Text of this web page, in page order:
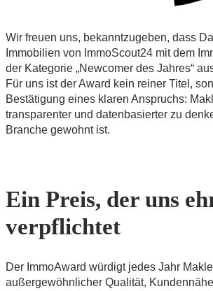
Wir freuen uns, bekanntzugeben, dass
Immobilien von ImmoScout24 mit dem
der Kategorie „Newcomer des Jahres“
Für uns ist der Award kein reiner Titel,
Bestätigung eines klaren Anspruchs:
transparenter und datenbasierter zu
Branche gewohnt ist.
Ein Preis, der uns
verpflichtet
Der ImmoAward würdigt jedes Jahr
außergewöhnlicher Qualität,